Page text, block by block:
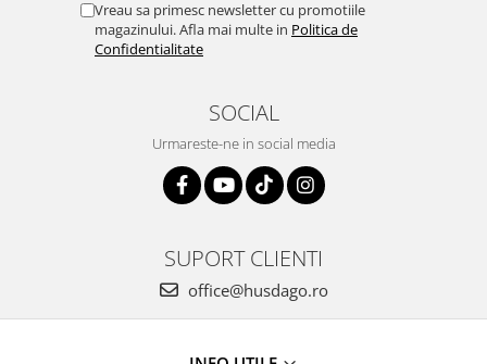
Vreau sa primesc newsletter cu promotiile
magazinului. Afla mai multe in Politica de
Confidentialitate
SOCIAL
Urmareste-ne in social media
SUPORT CLIENTI
office@husdago.ro